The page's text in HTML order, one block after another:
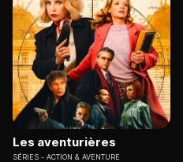
Les aventurières
SÉRIES ACTION & AVENTURE